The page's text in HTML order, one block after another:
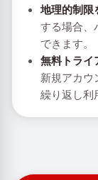
地理的制限
する場合、
できます。
無料トライ
新規アカウ
繰り返し利